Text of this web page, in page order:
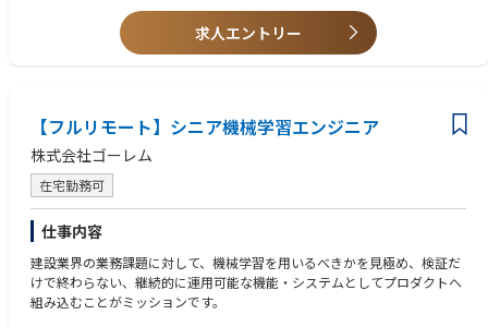
Helpfeelは独自の検索技術を開発しており、より制度を高めるために検索
【業務内容】
・Helpfeelの検索エンジンの評価とチューニング
・PdMと連携しながら、必要な施策を立案および実装
【プロダクトの技術要素】
・フロントエンド: React, JavaScript/TypeScript
・バックエンド: Node.js, JavaScript/TypeScript, Python
・インフラ: Heroku, Google Cloud Platform, MongoDB Atlas
・開発支援: Prettier, ESLint, Renovate
求人エントリー
【フルリモート】シニア機械学習エンジニア
株式会社ゴーレム
在宅勤務可
仕事内容
建設業界の業務課題に対して、機械学習を用いるべきかを見極め、検証だ
けで終わらない、継続的に運用可能な機能・システムとしてプロダクトへ
組み込むことがミッションです。